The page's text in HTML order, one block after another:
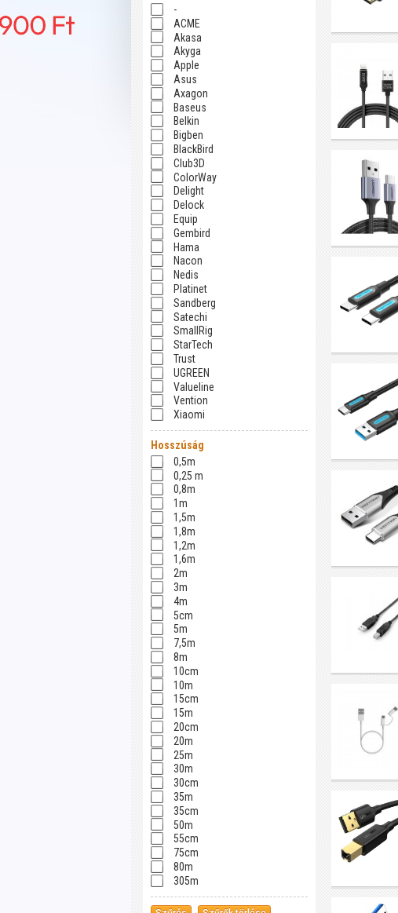
-
ACME
Akasa
Akyga
Apple
Asus
Axagon
Baseus
Belkin
Bigben
BlackBird
Club3D
ColorWay
Delight
Delock
Equip
Gembird
Hama
Nacon
Nedis
Platinet
Sandberg
Satechi
SmallRig
StarTech
Trust
UGREEN
Valueline
Vention
Xiaomi
Hosszúság
0,5m
0,25 m
0,8m
1m
1,5m
1,8m
1,2m
1,6m
2m
3m
4m
5cm
5m
7,5m
8m
10cm
10m
15cm
15m
20cm
20m
25m
30m
30cm
35m
35cm
50m
55cm
75cm
80m
305m